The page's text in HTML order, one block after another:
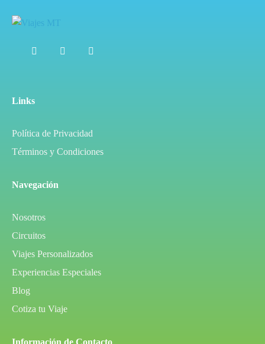
Links
Política de Privacidad
Términos y Condiciones
Navegación
Nosotros
Circuitos
Viajes Personalizados
Experiencias Especiales
Blog
Cotiza tu Viaje
Información de Contacto